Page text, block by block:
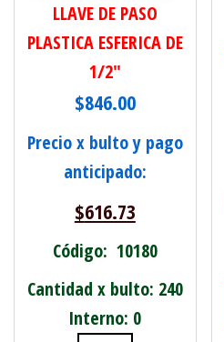
LLAVE DE PASO
PLASTICA ESFERICA DE
1/2"
$846.00
Precio x bulto y pago
anticipado:
$616.73
Código: 10180
Cantidad x bulto: 240
Interno: 0